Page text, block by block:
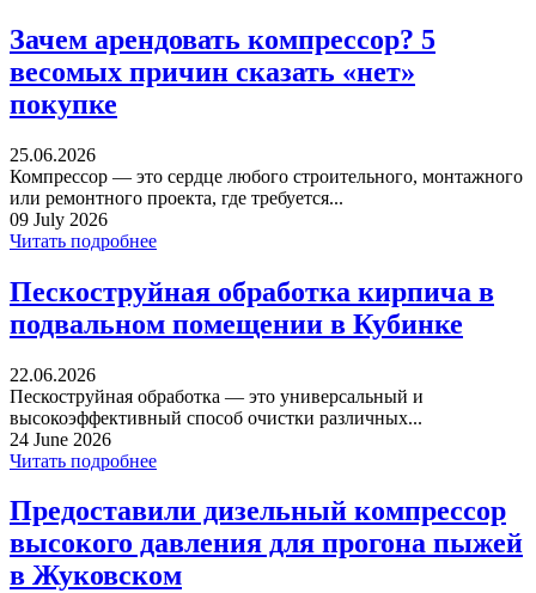
Зачем арендовать компрессор? 5
весомых причин сказать «нет»
покупке
25.06.2026
Компрессор — это сердце любого строительного, монтажного
или ремонтного проекта, где требуется...
09 July 2026
Читать подробнее
Пескоструйная обработка кирпича в
подвальном помещении в Кубинке
22.06.2026
Пескоструйная обработка — это универсальный и
высокоэффективный способ очистки различных...
24 June 2026
Читать подробнее
Предоставили дизельный компрессор
высокого давления для прогона пыжей
в Жуковском